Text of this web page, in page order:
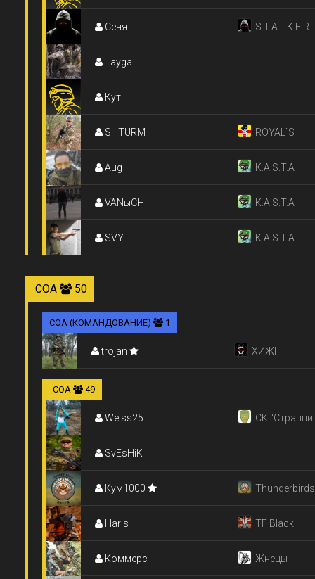
Сеня S.T.A.L.K.E.R.
Tayga
Кут
SHTURM ROYAL`S
Aug К.A.S.T.A
VANыCH К.A.S.T.A
SVYT К.A.S.T.A
СОА 50
СОА (КОМАНДОВАНИЕ) 1
trojan ХИЖІ
СОА 49
Weiss25 СК
SvEsHiK
Кум1000 Thunderbirds
Haris TF Black
Коммерс Жнецы